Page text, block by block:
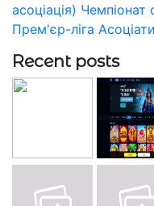
асоціація) Чемпіонат
Прем'єр-ліга
Recent posts